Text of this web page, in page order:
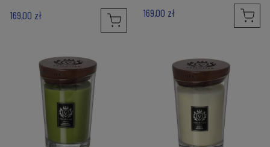
169,00 zł 169,00 zł